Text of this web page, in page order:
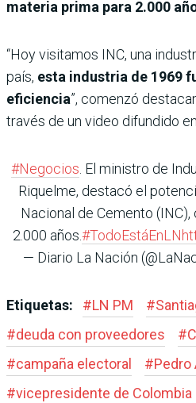
materia prima para 2.000
“Hoy visitamos INC, una
país, esta industria de 1969
eficiencia”, comenzó
través de un video difundido
#Negocios. El ministro de
Riquelme, destacó el
Nacional de Cemento
2.000 años.#TodoEstáEnLN
— Diario La Nación
Etiquetas: #LN PM #
#deuda con proveedores #
#campaña electoral #Pedro
#vicepresidente de Colombia